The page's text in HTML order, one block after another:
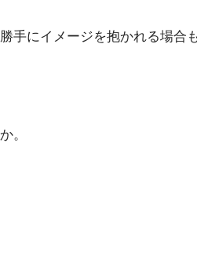
にイメージを抱かれる場合
。